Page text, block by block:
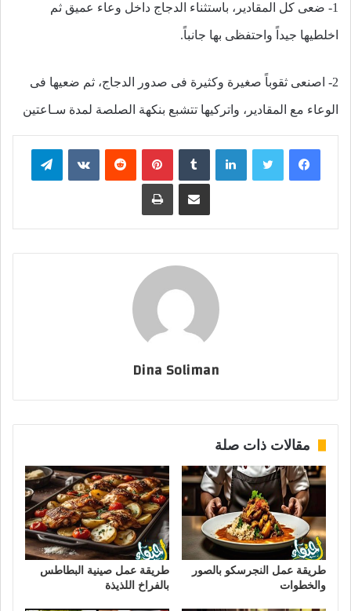
1- ضعى كل المقادير، باستثناء الدجاج داخل وعاء عميق ثم
اخلطيها جيداً واحتفظى بها جانباً.
2- اصنعى ثقوباً صغيرة وكثيرة فى صدور الدجاج، ثم ضعيها فى
الوعاء مع المقادير، واتركيها تتشبع بنكهة الصلصة لمدة سـاعتين
فيسبوكتويتر لينكدإن ‏Tumblr بينتيريست
‏Reddit
‏VKontakte تيلقرام
مشاركة عبر البريد طباعة
Dina Soliman
مقالات ذات صلة
طريقة عمل النجرسكو بالصور
والخطوات
طريقة عمل صينية البطاطس
بالفراخ اللذيذة